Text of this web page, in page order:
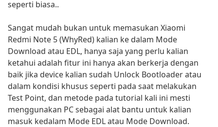
seperti biasa..
Sangat mudah bukan untuk memasukan Xiaomi
Redmi Note 5 (WhyRed) kalian ke dalam Mode
Download atau EDL, hanya saja yang perlu kalian
ketahui adalah fitur ini hanya akan berkerja dengan
baik jika device kalian sudah Unlock Bootloader atau
dalam kondisi khusus seperti pada saat melakukan
Test Point, dan metode pada tutorial kali ini mesti
menggunakan PC sebagai alat bantu untuk kalian
masuk kedalam Mode EDL atau Mode Download.